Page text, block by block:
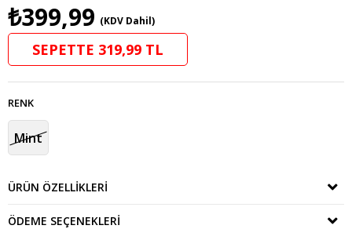
₺399,99 (KDV Dahil)
SEPETTE 319,99 TL
RENK
Mint
ÜRÜN ÖZELLIKLERI
ÖDEME SEÇENEKLERI